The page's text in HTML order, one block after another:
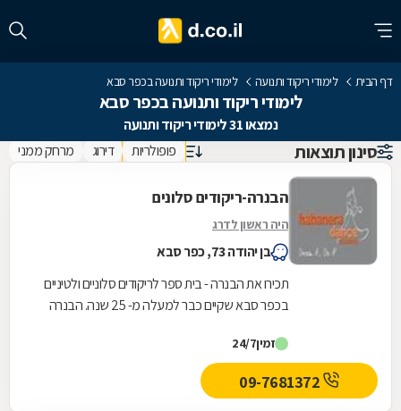
דף הבית לימודי ריקוד ותנועה לימודי ריקוד ותנועה בכפר סבא
לימודי ריקוד ותנועה בכפר סבא
נמצאו 31 לימודי ריקוד ותנועה
סינון תוצאות פופולריות דירוג מרחק ממני
הבנרה-ריקודים סלונים
היה ראשון לדרג
בן יהודה 73, כפר סבא
תכירו את הבנרה - בית ספר לריקודים סלוניים ולטיניים
בכפר סבא שקיים כבר למעלה מ- 25 שנה. הבנרה
זמין24/7